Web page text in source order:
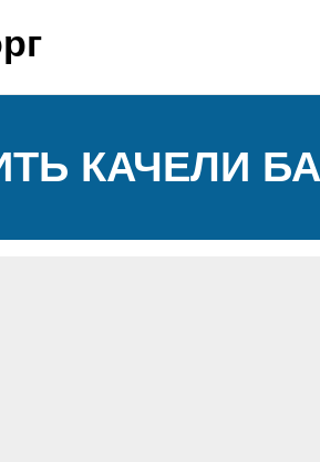
КАЧЕЛИ